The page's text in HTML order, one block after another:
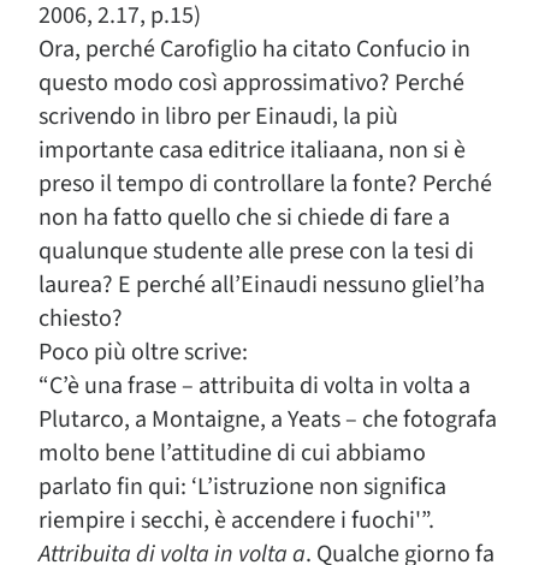
2006, 2.17, p.15)
Ora, perché Carofiglio ha citato Confucio in
questo modo così approssimativo? Perché
scrivendo in libro per Einaudi, la più
importante casa editrice italiaana, non si è
preso il tempo di controllare la fonte? Perché
non ha fatto quello che si chiede di fare a
qualunque studente alle prese con la tesi di
laurea? E perché all’Einaudi nessuno gliel’ha
chiesto?
Poco più oltre scrive:
“C’è una frase – attribuita di volta in volta a
Plutarco, a Montaigne, a Yeats – che fotografa
molto bene l’attitudine di cui abbiamo
parlato fin qui: ‘L’istruzione non significa
riempire i secchi, è accendere i fuochi'”.
Attribuita di volta in volta a. Qualche giorno fa